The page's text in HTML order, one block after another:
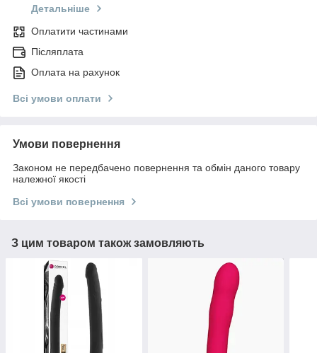
Детальніше
Оплатити частинами
Післяплата
Оплата на рахунок
Всі умови оплати
Умови повернення
Законом не передбачено повернення та обмін даного товару
належної якості
Всі умови повернення
З цим товаром також замовляють